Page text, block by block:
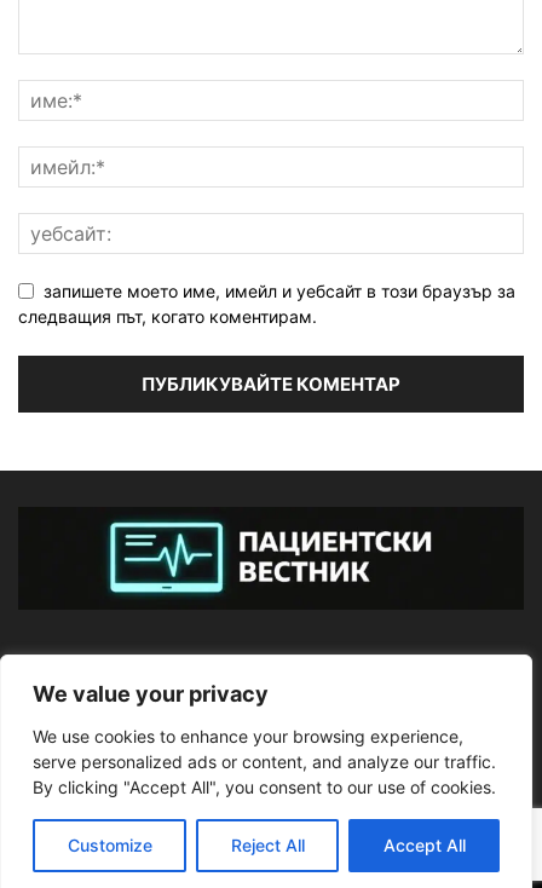
We value your privacy
We use cookies to enhance your browsing experience,
serve personalized ads or content, and analyze our traffic.
By clicking "Accept All", you consent to our use of cookies.
Customize Reject All Accept All
запишете моето име, имейл и уебсайт в този браузър за
следващия път, когато коментирам.
ПОСЛЕДВАЙТЕ НИ